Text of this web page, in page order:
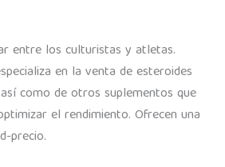
entre los culturistas y atletas.
en la venta de esteroides
como de otros suplementos que
el rendimiento. Ofrecen una
precio.